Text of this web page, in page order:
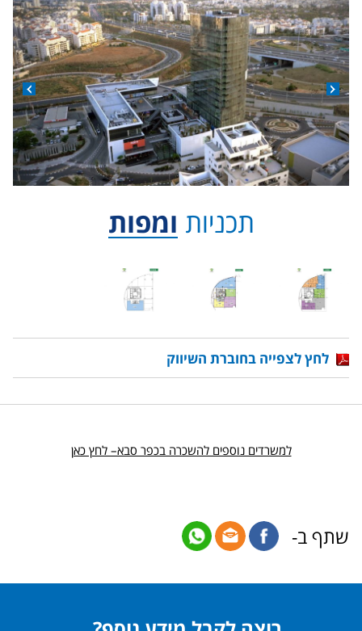
תכניות ומפות
לחץ לצפייה בחוברת השיווק
למשרדים נוספים להשכרה בכפר סבא– לחץ כאן
שתף ב-